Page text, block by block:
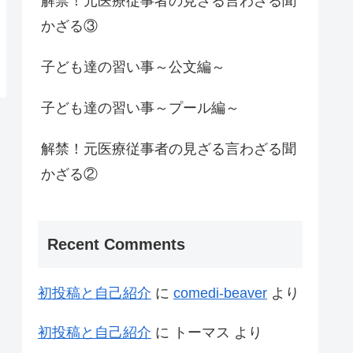
かざる③
子ども達の習い事～公文編～
子ども達の習い事～プール編～
解禁！元医療従事者の見ざる言わざる聞
かざる②
Recent Comments
初投稿と自己紹介 に comedi-beaver より
初投稿と自己紹介 に トーマス より